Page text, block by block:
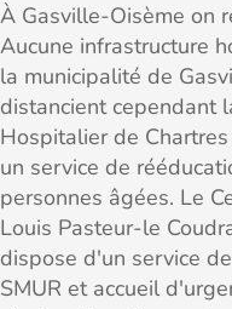
À Gasville-Oisème on
Aucune infrastructure
la municipalité de
distancient cependant
Hospitalier de
un service de
personnes âgées. Le
Louis Pasteur-le
dispose d'un service
SMUR et accueil